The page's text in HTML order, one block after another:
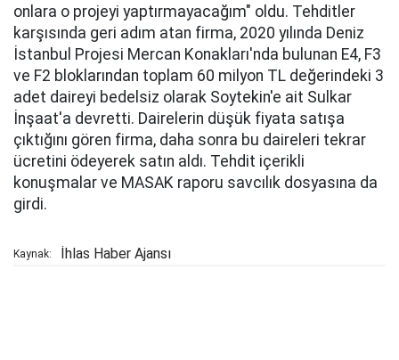
onlara o projeyi yaptırmayacağım" oldu. Tehditler
karşısında geri adım atan firma, 2020 yılında Deniz
İstanbul Projesi Mercan Konakları'nda bulunan E4, F3
ve F2 bloklarından toplam 60 milyon TL değerindeki 3
adet daireyi bedelsiz olarak Soytekin'e ait Sulkar
İnşaat'a devretti. Dairelerin düşük fiyata satışa
çıktığını gören firma, daha sonra bu daireleri tekrar
ücretini ödeyerek satın aldı. Tehdit içerikli
konuşmalar ve MASAK raporu savcılık dosyasına da
girdi.
Kaynak: İhlas Haber Ajansı